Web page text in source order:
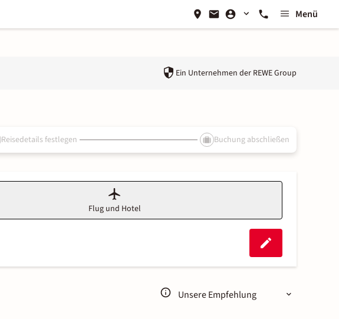
Menü
Ein Unternehmen der REWE Group
Reisedetails festlegen Buchung abschließen
Flug und Hotel